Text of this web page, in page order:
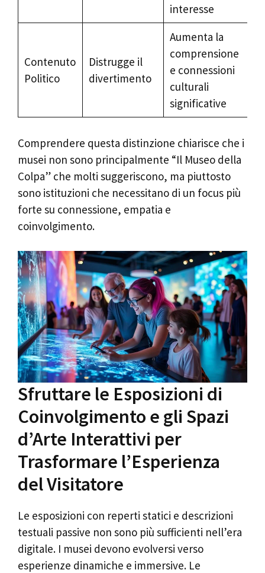
interesse
Contenuto
Politico
Distrugge il
divertimento
Aumenta la
comprensione
e connessioni
culturali
significative
Comprendere questa distinzione chiarisce che i
musei non sono principalmente “Il Museo della
Colpa” che molti suggeriscono, ma piuttosto
sono istituzioni che necessitano di un focus più
forte su connessione, empatia e
coinvolgimento.
Sfruttare le Esposizioni di
Coinvolgimento e gli Spazi
d’Arte Interattivi per
Trasformare l’Esperienza
del Visitatore
Le esposizioni con reperti statici e descrizioni
testuali passive non sono più sufficienti nell’era
digitale. I musei devono evolversi verso
esperienze dinamiche e immersive. Le